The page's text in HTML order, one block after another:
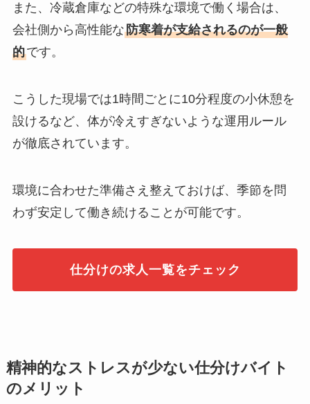
また、冷蔵倉庫などの特殊な環境で働く場合は、
会社側から高性能な防寒着が支給されるのが一般
的です。
こうした現場では1時間ごとに10分程度の小休憩を
設けるなど、体が冷えすぎないような運用ルール
が徹底されています。
環境に合わせた準備さえ整えておけば、季節を問
わず安定して働き続けることが可能です。
仕分けの求人一覧をチェック
精神的なストレスが少ない仕分けバイト
のメリット